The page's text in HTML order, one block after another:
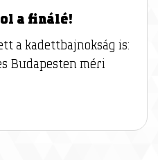
a finálé!
a kadettbajnokság is:
Budapesten méri